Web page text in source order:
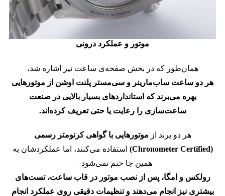
موتور و عملکرد درونی
همان‌طور که در بخش صفحه‌ی ساعت نیز اشاره شد،
هر دو ساعت ساب‌مارینر و سی‌مستر پلنت اوشن از موتورهایی
بهره می‌برند که استانداردهای بسیار بالایی در صنعت
ساعت‌سازی را رعایت یا حتی تعریف کرده‌اند.
هر دو برند از موتورهایی با گواهی کرنومتر رسمی
(Chronometer Certified)
استفاده می‌کنند، اما عملکردشان به
همین جا ختم نمی‌شود—
رولکس و امگا، پس از نصب موتور در قاب ساعت، تست‌های
بیشتری نیز انجام می‌دهند و تنظیمات دقیقی روی عملکرد انجام